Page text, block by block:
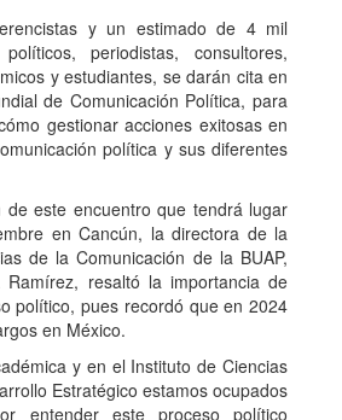
y un estimado de 4 mil
periodistas, consultores,
y estudiantes, se darán cita en
de Comunicación Política, para
gestionar acciones exitosas en
política y sus diferentes
de este encuentro que tendrá lugar
en Cancún, la directora de la
de la Comunicación de la BUAP,
Ramírez, resaltó la importancia de
político, pues recordó que en 2024
en México.
y en el Instituto de Ciencias
Estratégico estamos ocupados
entender este proceso político